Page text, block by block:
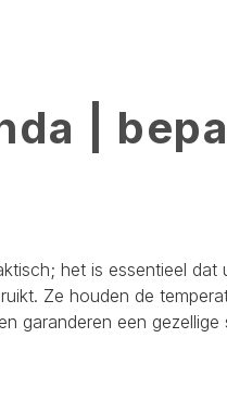
|
het is essentieel
Ze houden de
garanderen een